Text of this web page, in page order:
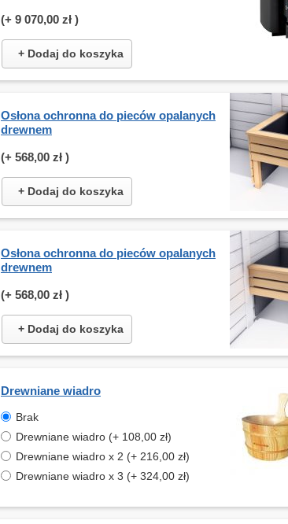
(+ 9 070,00 zł )
+ Dodaj do koszyka
Osłona ochronna do pieców opalanych
drewnem
(+ 568,00 zł )
+ Dodaj do koszyka
Osłona ochronna do pieców opalanych
drewnem
(+ 568,00 zł )
+ Dodaj do koszyka
Drewniane wiadro
Brak
Drewniane wiadro (+ 108,00 zł)
Drewniane wiadro x 2 (+ 216,00 zł)
Drewniane wiadro x 3 (+ 324,00 zł)